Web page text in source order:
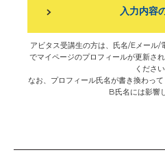
アビタス受講生の方は、氏名/Eメール/
でマイページのプロフィールが更新さ
ください
なお、プロフィール氏名が書き換わっ
B氏名には影響